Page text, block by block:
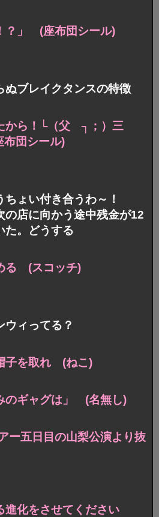
？」 (座布団シール)
ぬブレイクタンスの特徴
から！└（父 ┐；）三
布団シール)
ょい付き合うわ～！
の店に向かう途中残金が12
た。どうする
る (スコッチ)
ウィってる？
子を取れ (ねこ)
のギャグは」 (名無し)
ー五日目の山梨公演より抜
進化をさせてください